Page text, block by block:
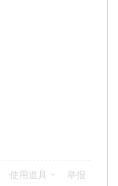
使用道具 举报